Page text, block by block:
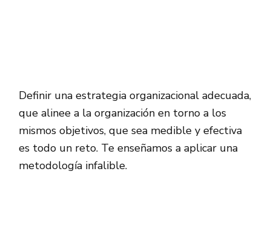
Definir una estrategia organizacional adecuada,
que alinee a la organización en torno a los
mismos objetivos, que sea medible y efectiva
es todo un reto. Te enseñamos a aplicar una
metodología infalible.